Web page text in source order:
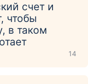
счет и
чтобы
в таком
14